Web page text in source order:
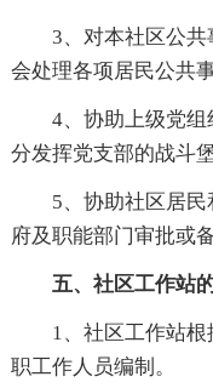
3、对本社区公
会处理各项居民公共事
4、协助上级党
分发挥党支部的战斗
5、协助社区居
府及职能部门审批或
五、社区工作站
1、社区工作站
职工作人员编制。